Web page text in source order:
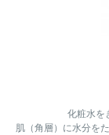
化粧水を
肌（角層）に水分を